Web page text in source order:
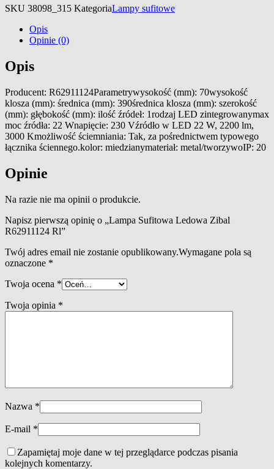
SKU 38098_315 KategoriaLampy sufitowe
Opis
Opinie (0)
Opis
Producent: R62911124Parametrywysokość (mm): 70wysokość
klosza (mm): średnica (mm): 390średnica klosza (mm): szerokość
(mm): głębokość (mm): ilość źródeł: 1rodzaj LED zintegrowanymax
moc źródła: 22 Wnapięcie: 230 Vźródło w LED 22 W, 2200 lm,
3000 Kmożliwość ściemniania: Tak, za pośrednictwem typowego
łącznika ściennego.kolor: miedzianymateriał: metal/tworzywoIP: 20
Opinie
Na razie nie ma opinii o produkcie.
Napisz pierwszą opinię o „Lampa Sufitowa Ledowa Zibal
R62911124 Rl”
Twój adres email nie zostanie opublikowany.Wymagane pola są
oznaczone *
Twoja ocena *
Twoja opinia *
Nazwa *
E-mail *
Zapamiętaj moje dane w tej przeglądarce podczas pisania
kolejnych komentarzy.